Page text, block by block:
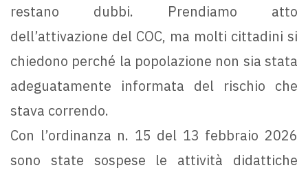
restano dubbi. Prendiamo atto
dell’attivazione del COC, ma molti cittadini si
chiedono perché la popolazione non sia stata
adeguatamente informata del rischio che
stava correndo.
Con l’ordinanza n. 15 del 13 febbraio 2026
sono state sospese le attività didattiche